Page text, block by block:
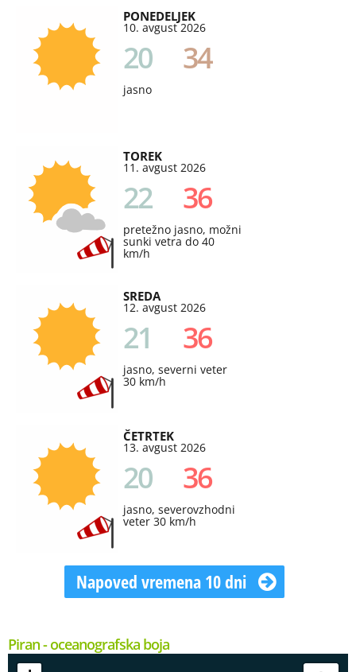
PONEDELJEK
10. avgust 2026
20 34
jasno
TOREK
11. avgust 2026
22 36
pretežno jasno, možni
sunki vetra do 40
km/h
SREDA
12. avgust 2026
21 36
jasno, severni veter
30 km/h
ČETRTEK
13. avgust 2026
20 36
jasno, severovzhodni
veter 30 km/h
Napoved vremena 10 dni
Piran - oceanografska boja